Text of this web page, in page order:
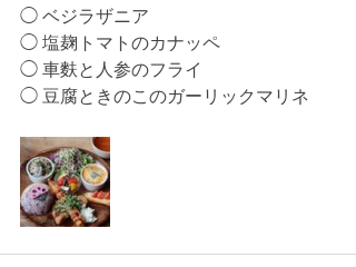
◯ ベジラザニア
◯ 塩麹トマトのカナッペ
◯ 車麩と人参のフライ
◯ 豆腐ときのこのガーリックマリネ